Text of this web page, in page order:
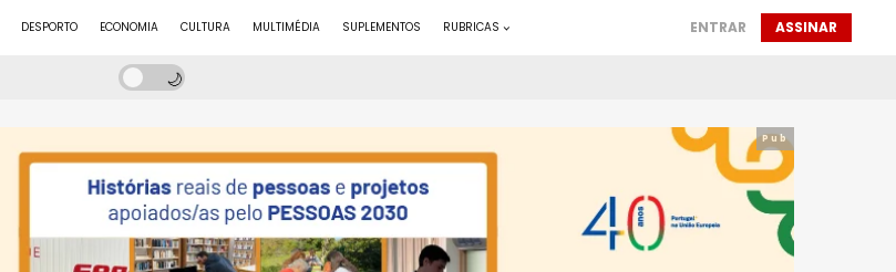
DESPORTO ECONOMIA CULTURA MULTIMÉDIA SUPLEMENTOS RUBRICAS ENTRAR ASSINAR
Pub